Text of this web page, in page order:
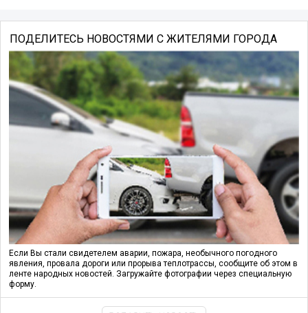
ПОДЕЛИТЕСЬ НОВОСТЯМИ С ЖИТЕЛЯМИ ГОРОДА
Если Вы стали свидетелем аварии, пожара, необычного погодного
явления, провала дороги или прорыва теплотрассы, сообщите об этом в
ленте народных новостей. Загружайте фотографии через специальную
форму.